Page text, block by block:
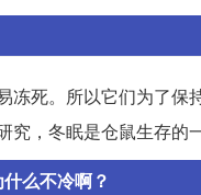
死。所以它们为了
，冬眠是仓鼠生存的
么不冷啊？